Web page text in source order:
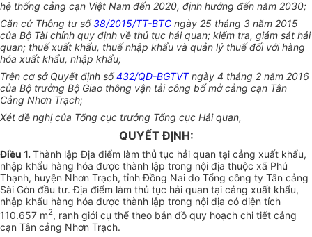
hệ thống cảng cạn Việt Nam đến 2020, định hướng đến năm 2030;
Căn cứ Thông tư số38/2015/TT-BTC ngày 25 tháng 3 năm 2015
của Bộ Tài chính quy định về thủ tục hải quan; kiểm tra, giám sát hải
quan; thuế xuất khẩu, thuế nhập khẩu và quản lý thuế đối với hàng
hóa xuất khẩu, nhập khẩu;
Trên cơ sở Quyết định số432/QĐ-BGTVTngày 4 tháng 2 năm 2016
của Bộ trưởng Bộ Giao thông vận tải công bố mở cảng cạn Tân
Cảng Nhơn Trạch;
Xét đề nghị của Tổng cục trưởng Tổng cục Hải quan,
QUYẾT ĐỊNH:
Điều 1. Thành lập Địa điểm làm thủ tục hải quan tại cảng xuất khẩu,
nhập khẩu hàng hóa được thành lập trong nội địa thuộc xã Phú
Thạnh, huyện Nhơn Trạch, tỉnh Đồng Nai do Tổng công ty Tân cảng
Sài Gòn đầu tư. Địa điểm làm thủ tục hải quan tại cảng xuất khẩu,
nhập khẩu hàng hóa được thành lập trong nội địa có diện tích
110.657 m2, ranh giới cụ thể theo bản đồ quy hoạch chi tiết cảng
cạn Tân cảng Nhơn Trạch.